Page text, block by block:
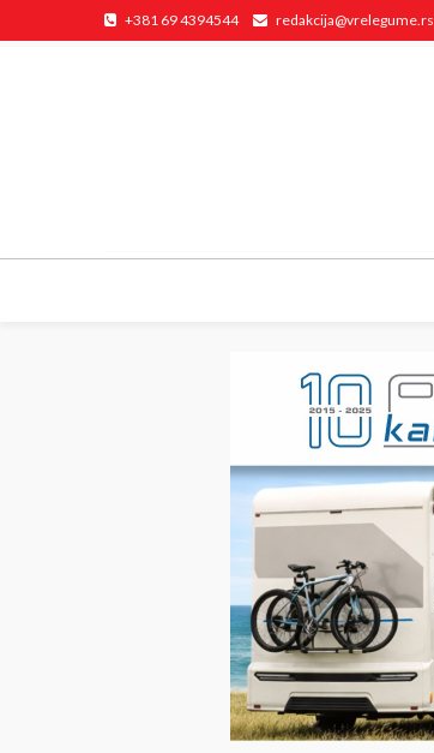
+381 69 4394544 redakcija@vrelegume.rs